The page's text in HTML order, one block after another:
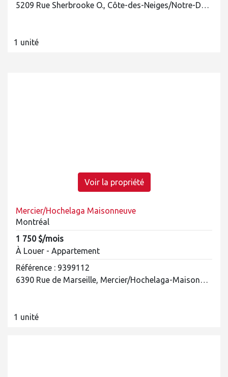
5209 Rue Sherbrooke O., Côte-des-Neiges/Notre-Dame-de-Grâce
1 unité
Voir la propriété
Mercier/Hochelaga Maisonneuve
Montréal
1 750 $/mois
À Louer - Appartement
Référence : 9399112
6390 Rue de Marseille, Mercier/Hochelaga-Maisonneuve
1 unité